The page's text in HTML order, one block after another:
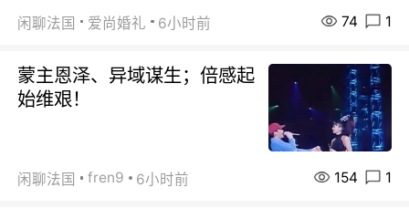
闲聊法国 爱尚婚礼 6小时前 74 1
蒙主恩泽、异域谋生；倍感起
始维艰！
闲聊法国 fren9 6小时前 154 1